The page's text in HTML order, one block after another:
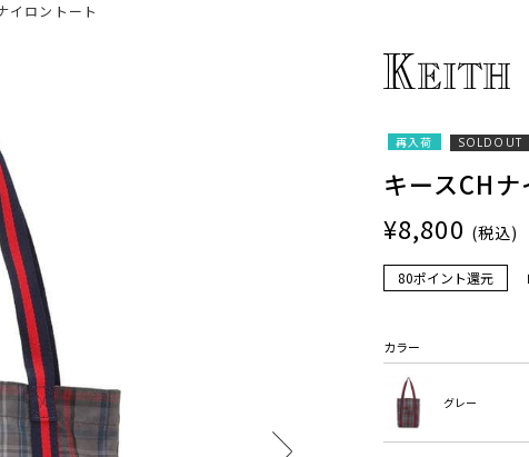
イロントート
再入荷 SOLDOUT
キースCH
¥8,800 (税込)
80ポイント還元
カラー
グレー